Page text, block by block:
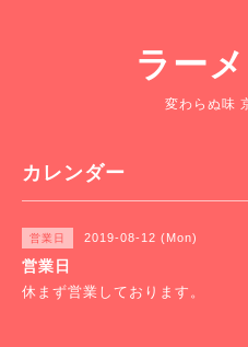
ラー
変わらぬ味
カレンダー
営業日 2019-08-12 (Mon)
営業日
休まず営業しております。